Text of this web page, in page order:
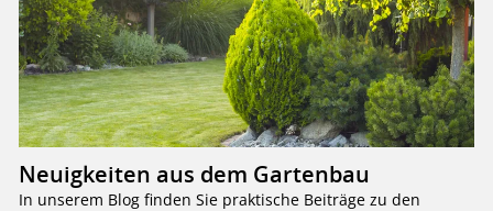
Neuigkeiten aus dem Gartenbau
In unserem Blog finden Sie praktische Beiträge zu den